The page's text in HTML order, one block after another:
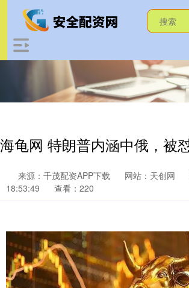
海龟网 特朗普内涵中俄，被
来源：千茂配资APP下载 网站：天创网
18:53:49
查看：220